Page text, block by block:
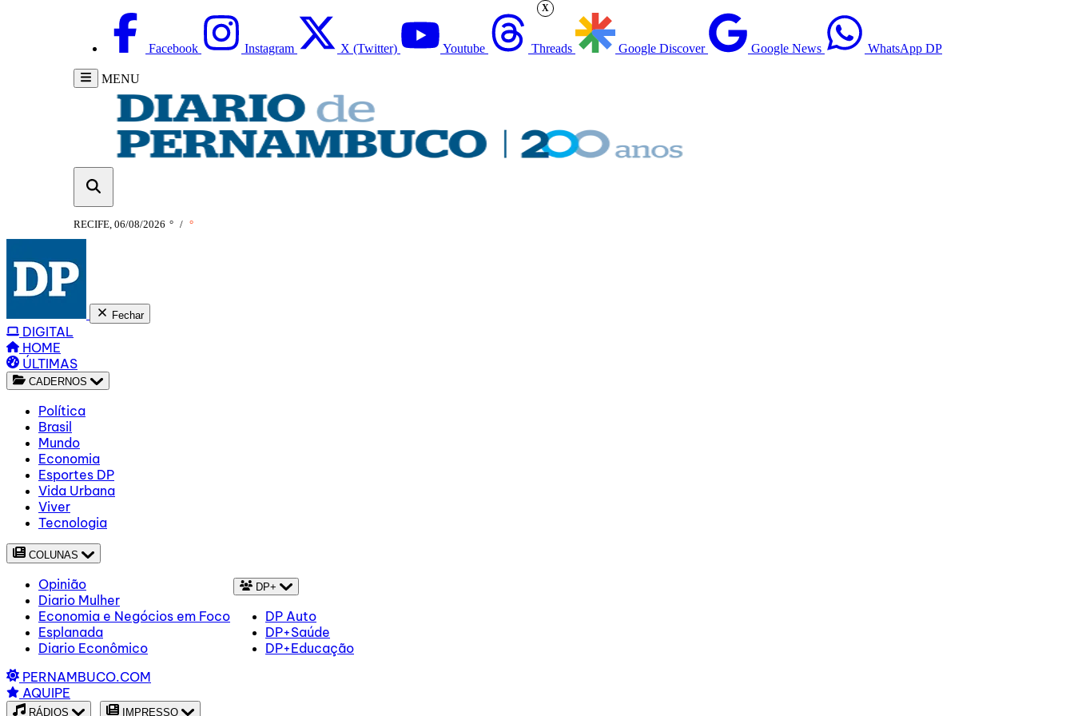
Facebook Instagram X (Twitter) Youtube Threads Google Discover Google News WhatsApp DP
MENU
RECIFE, 06/08/2026 ° / °
Fechar
DIGITAL
HOME
ÚLTIMAS
CADERNOS
Política
Brasil
Mundo
Economia
Esportes DP
Vida Urbana
Viver
Tecnologia
COLUNAS
Opinião
Diario Mulher
Economia e Negócios em Foco
Esplanada
Diario Econômico
DP+
DP Auto
DP+Saúde
DP+Educação
PERNAMBUCO.COM
AQUIPE
RÁDIOS IMPRESSO
X